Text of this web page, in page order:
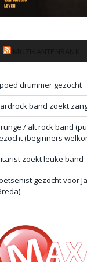
drummer gezocht
band zoekt
/ alt rock band
(beginners
zoekt leuke band
gezocht voor